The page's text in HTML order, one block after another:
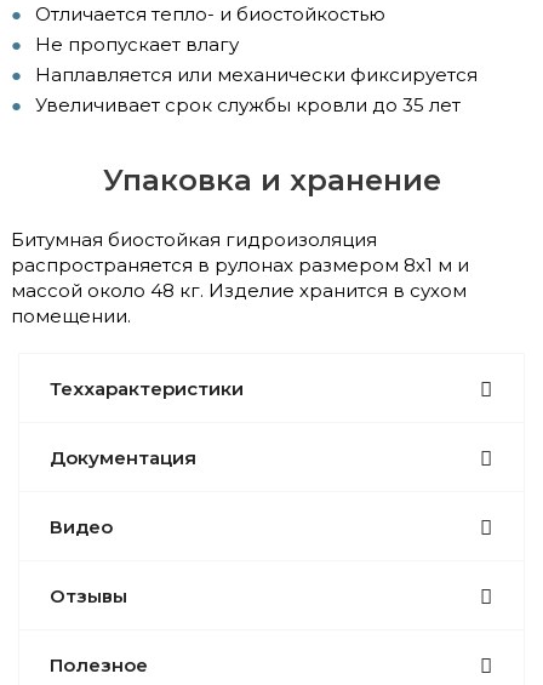
Отличается тепло- и биостойкостью
Не пропускает влагу
Наплавляется или механически фиксируется
Увеличивает срок службы кровли до 35 лет
Упаковка и хранение
Битумная биостойкая гидроизоляция
распространяется в рулонах размером 8х1 м и
массой около 48 кг. Изделие хранится в сухом
помещении.
Теххарактеристики
Документация
Видео
Отзывы
Полезное